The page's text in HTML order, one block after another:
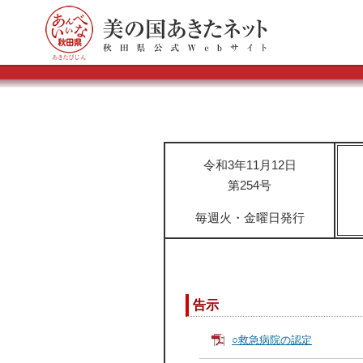
令和3年11月12日
第254号
毎週火・金曜日発行
告示
○救急病院の認定